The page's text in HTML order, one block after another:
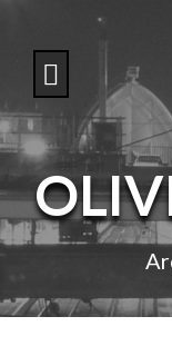
o
c
n
e